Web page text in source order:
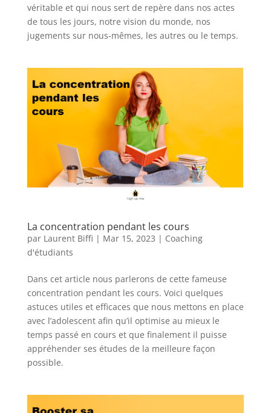
véritable et qui nous sert de repère dans nos actes
de tous les jours, notre vision du monde, nos
jugements sur nous-mêmes, les autres ou le temps.
La concentration pendant les cours
par Laurent Biffi | Mar 15, 2023 | Coaching
d'étudiants
Dans cet article nous parlerons de cette fameuse
concentration pendant les cours. Voici quelques
astuces utiles et efficaces que nous mettons en place
avec l’adolescent afin qu’il optimise au mieux le
temps passé en cours et que finalement il puisse
appréhender ses études de la meilleure façon
possible.